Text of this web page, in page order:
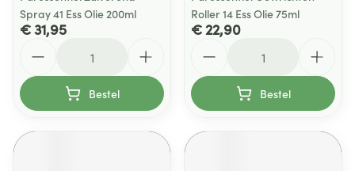
Spray 41 Ess Olie 200ml
€ 31,95
Bestel
Roller 14 Ess Olie 75ml
€ 22,90
Bestel